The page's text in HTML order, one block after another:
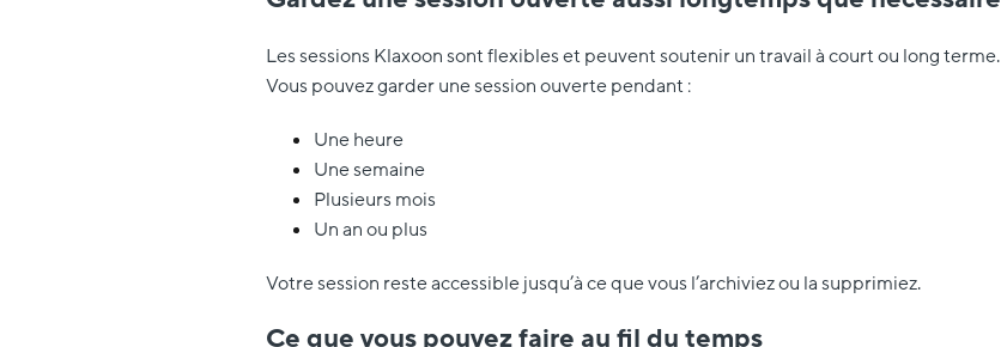
Les sessions Klaxoon sont flexibles et peuvent soutenir un travail à court ou long terme.
Vous pouvez garder une session ouverte pendant :
Une heure
Une semaine
Plusieurs mois
Un an ou plus
Votre session reste accessible jusqu’à ce que vous l’archiviez ou la supprimiez.
Ce que vous pouvez faire au fil du temps